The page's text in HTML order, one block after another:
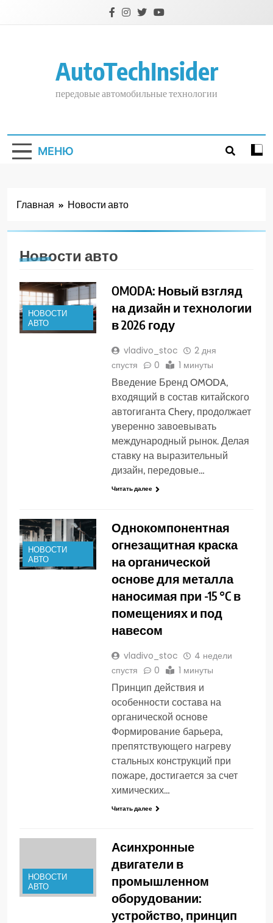
AutoTechInsider
передовые автомобильные технологии
МЕНЮ
Главная Новости авто
Новости авто
НОВОСТИ
АВТО
OMODA: Новый взгляд
на дизайн и технологии
в 2026 году
vladivo_stoc
2 дня
спустя
0 1 минуты
Введение Бренд OMODA,
входящий в состав китайского
автогиганта Chery, продолжает
уверенно завоевывать
международный рынок. Делая
ставку на выразительный
дизайн, передовые…
Читать далее
НОВОСТИ
АВТО
Однокомпонентная
огнезащитная краска
на органической
основе для металла
наносимая при -15 °C в
помещениях и под
навесом
vladivo_stoc
4 недели
спустя
0 1 минуты
Принцип действия и
особенности состава на
органической основе
Формирование барьера,
препятствующего нагреву
стальных конструкций при
пожаре, достигается за счет
химических…
Читать далее
НОВОСТИ
АВТО
Асинхронные
двигатели в
промышленном
оборудовании:
устройство, принцип